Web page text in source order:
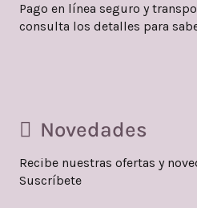
Pago en línea seguro y
consulta los detalles para
Novedades
Recibe nuestras ofertas y
Suscríbete